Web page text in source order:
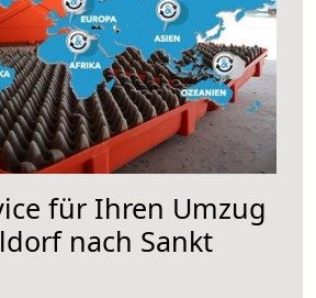
für Ihren Umzug
nach Sankt